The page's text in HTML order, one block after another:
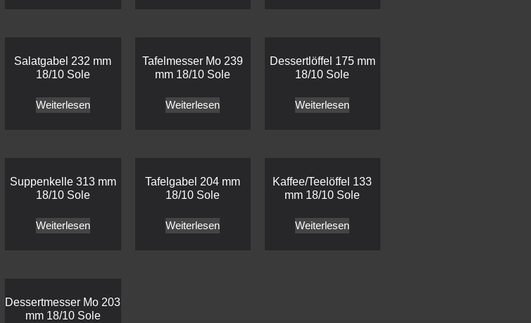
Salatgabel 232 mm
18/10 Sole
Weiterlesen
Tafelmesser Mo 239
mm 18/10 Sole
Weiterlesen
Dessertlöffel 175 mm
18/10 Sole
Weiterlesen
Suppenkelle 313 mm
18/10 Sole
Weiterlesen
Tafelgabel 204 mm
18/10 Sole
Weiterlesen
Kaffee/Teelöffel 133
mm 18/10 Sole
Weiterlesen
Dessertmesser Mo 203
mm 18/10 Sole